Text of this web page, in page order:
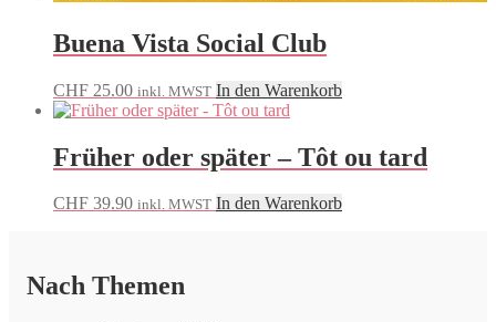
Buena Vista Social Club
CHF 25.00 inkl. MWST In den Warenkorb
Früher oder später – Tôt ou tard
CHF 39.90 inkl. MWST In den Warenkorb
Nach Themen